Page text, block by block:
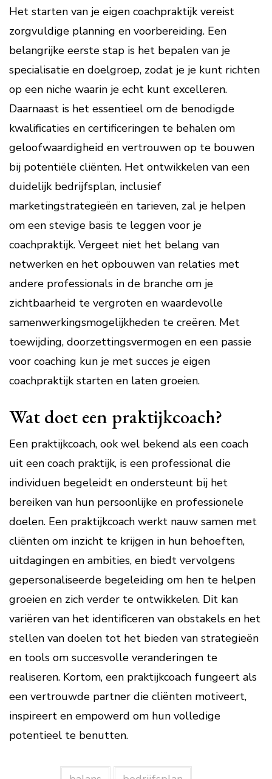
Het starten van je eigen coachpraktijk vereist
zorgvuldige planning en voorbereiding. Een
belangrijke eerste stap is het bepalen van je
specialisatie en doelgroep, zodat je je kunt richten
op een niche waarin je echt kunt excelleren.
Daarnaast is het essentieel om de benodigde
kwalificaties en certificeringen te behalen om
geloofwaardigheid en vertrouwen op te bouwen
bij potentiële cliënten. Het ontwikkelen van een
duidelijk bedrijfsplan, inclusief
marketingstrategieën en tarieven, zal je helpen
om een stevige basis te leggen voor je
coachpraktijk. Vergeet niet het belang van
netwerken en het opbouwen van relaties met
andere professionals in de branche om je
zichtbaarheid te vergroten en waardevolle
samenwerkingsmogelijkheden te creëren. Met
toewijding, doorzettingsvermogen en een passie
voor coaching kun je met succes je eigen
coachpraktijk starten en laten groeien.
Wat doet een praktijkcoach?
Een praktijkcoach, ook wel bekend als een coach
uit een coach praktijk, is een professional die
individuen begeleidt en ondersteunt bij het
bereiken van hun persoonlijke en professionele
doelen. Een praktijkcoach werkt nauw samen met
cliënten om inzicht te krijgen in hun behoeften,
uitdagingen en ambities, en biedt vervolgens
gepersonaliseerde begeleiding om hen te helpen
groeien en zich verder te ontwikkelen. Dit kan
variëren van het identificeren van obstakels en het
stellen van doelen tot het bieden van strategieën
en tools om succesvolle veranderingen te
realiseren. Kortom, een praktijkcoach fungeert als
een vertrouwde partner die cliënten motiveert,
inspireert en empowerd om hun volledige
potentieel te benutten.